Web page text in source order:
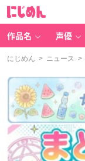
作品名 声優
にじめん > ニュース >